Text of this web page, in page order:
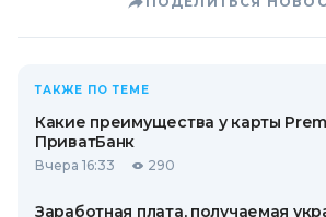
ТАКЖЕ ПО ТЕМЕ
Какие преимущества у карты
ПриватБанк
Вчера 16:33 290
Заработная плата, получаемая